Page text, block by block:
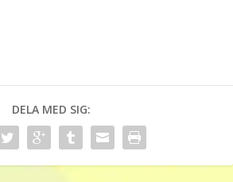
DELA MED SIG: